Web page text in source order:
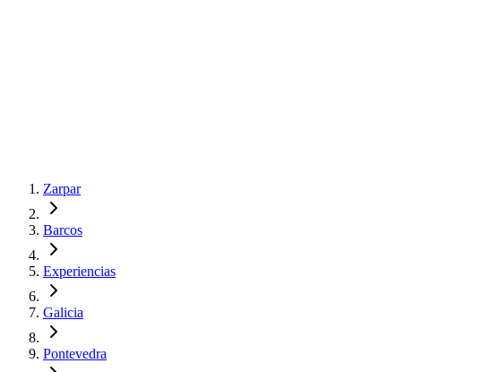
Zarpar
Barcos
Experiencias
Galicia
Pontevedra